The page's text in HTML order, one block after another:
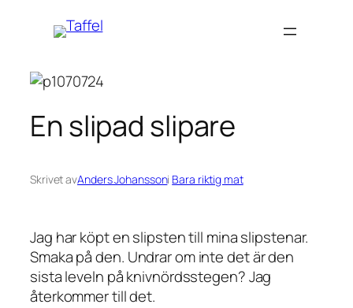
En slipad slipare
Skrivet avAnders Johanssoni Bara riktig mat
Jag har köpt en slipsten till mina slipstenar.
Smaka på den. Undrar om inte det är den
sista leveln på knivnördsstegen? Jag
återkommer till det.